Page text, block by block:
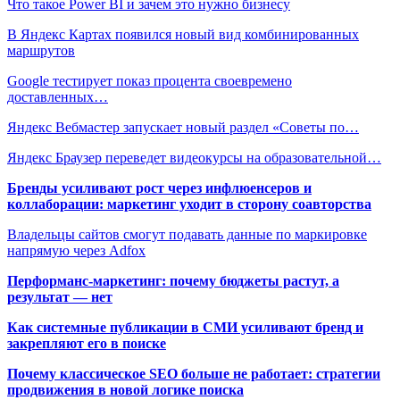
Что такое Power BI и зачем это нужно бизнесу
В Яндекс Картах появился новый вид комбинированных
маршрутов
Google тестирует показ процента своевремено
доставленных…
Яндекс Вебмастер запускает новый раздел «Советы по…
Яндекс Браузер переведет видеокурсы на образовательной…
Бренды усиливают рост через инфлюенсеров и
коллаборации: маркетинг уходит в сторону соавторства
Владельцы сайтов смогут подавать данные по маркировке
напрямую через Adfox
Перформанс-маркетинг: почему бюджеты растут, а
результат — нет
Как системные публикации в СМИ усиливают бренд и
закрепляют его в поиске
Почему классическое SEO больше не работает: стратегии
продвижения в новой логике поиска